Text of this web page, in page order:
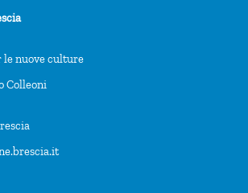
le nuove culture
Colleoni